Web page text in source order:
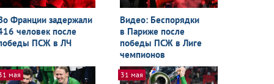
Франции задержали
человек после
ПСЖ в ЛЧ
Видео: Беспорядки
в Париже после
победы ПСЖ в Лиге
чемпионов
мая 31 мая